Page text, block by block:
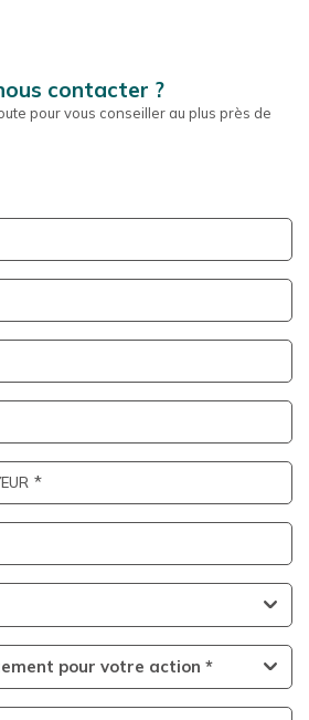
contacter ?
pour vous conseiller au plus près de
pour votre action *